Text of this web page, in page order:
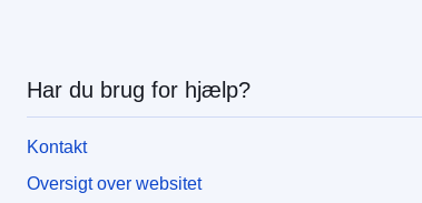
Har du brug for hjælp?
Kontakt
Oversigt over websitet